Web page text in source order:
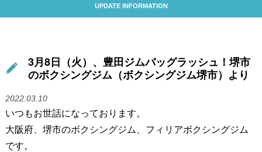
UPDATE INFORMATION
3月8日（火）、豊田ジムバッグラッシュ！堺市
のボクシングジム（ボクシングジム堺市）より
2022.03.10
いつもお世話になっております。
大阪府、堺市のボクシングジム、フィリアボクシングジム
です。